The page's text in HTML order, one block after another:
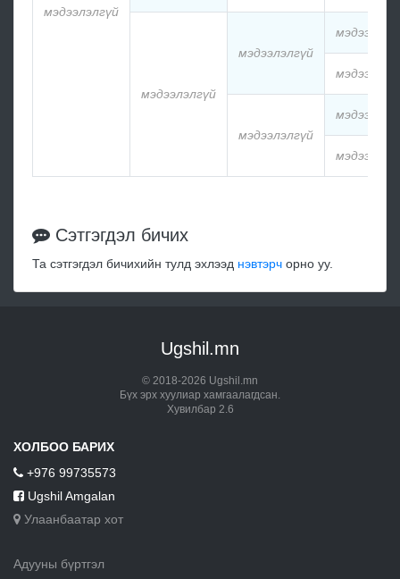
мэдээлэлгүй
мэдээлэлгүй
мэдээлэлгүй
мэдээлэлгүй
Сэтгэгдэл бичих
Та сэтгэгдэл бичихийн тулд эхлээд нэвтэрч орно уу.
Ugshil.mn
© 2018-2026 Ugshil.mn
Бүх эрх хуулиар хамгаалагдсан.
Хувилбар 2.6
ХОЛБОО БАРИХ
+976 99735573
Ugshil Amgalan
Улаанбаатар хот
Адууны бүртгэл